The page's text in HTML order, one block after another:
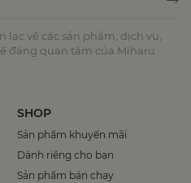
về các sản phẩm, dịch vụ,
đáng quan tâm của Miharu
SHOP
Sản phẩm khuyến mãi
Dành riêng cho bạn
Sản phẩm bán chạy